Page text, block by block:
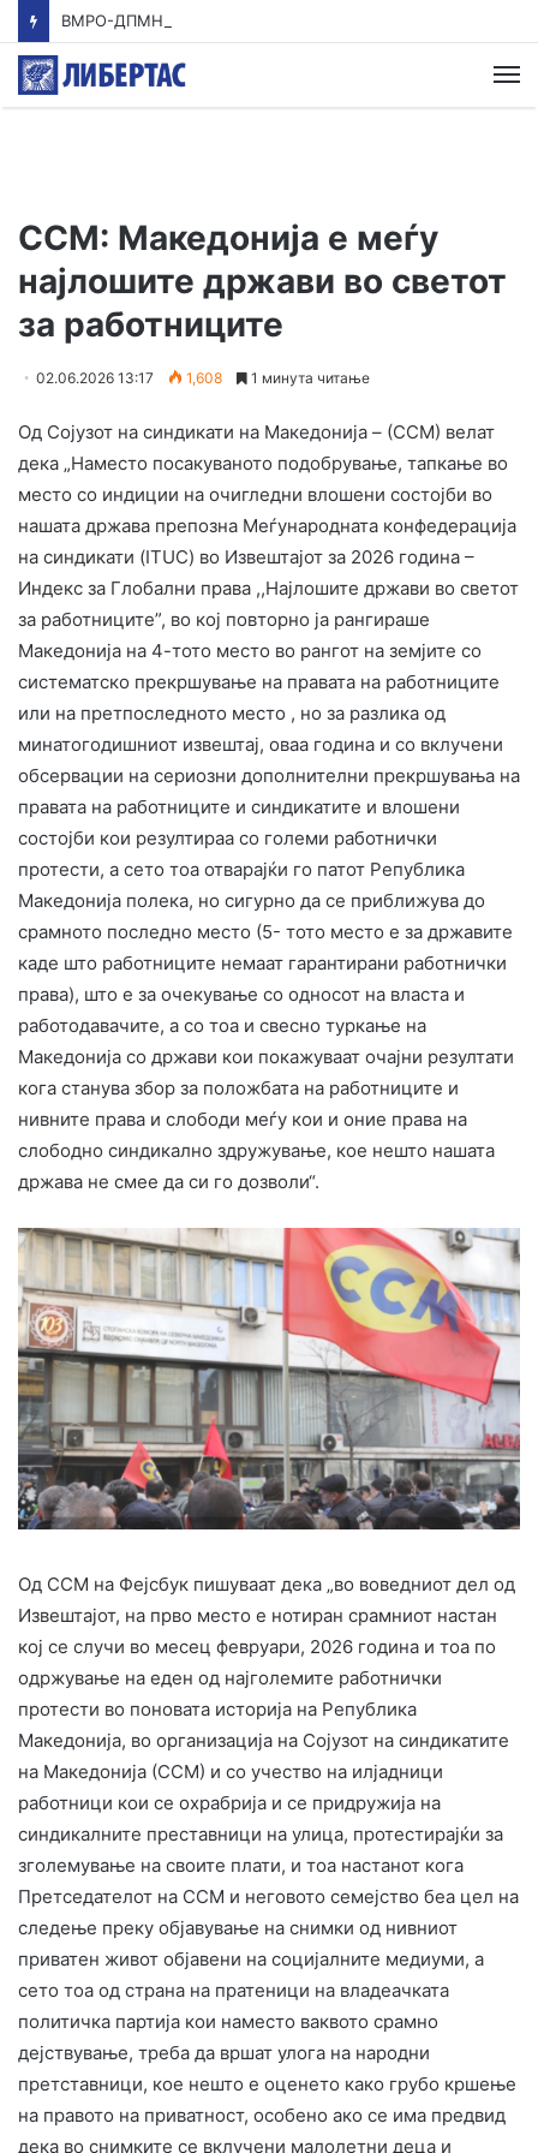
ССМ: Македонија е меѓу
најлошите држави во светот
за работниците
02.06.2026 13:17 1,608 1 минута читање
Од Сојузот на синдикати на Македонија – (ССМ) велат
дека „Наместо посакуваното подобрување, тапкање во
место со индиции на очигледни влошени состојби во
нашата држава препозна Меѓународната конфедерација
на синдикати (ITUC) во Извештајот за 2026 година –
Индекс за Глобални права ,,Најлошите држави во светот
за работниците”, во кој повторно ја рангираше
Македонија на 4-тото место во рангот на земјите со
систематско прекршување на правата на работниците
или на претпоследното место , но за разлика од
минатогодишниот извештај, оваа година и со вклучени
обсервации на сериозни дополнителни прекршувања на
правата на работниците и синдикатите и влошени
состојби кои резултираа со големи работнички
протести, а сето тоа отварајќи го патот Република
Македонија полека, но сигурно да се приближува до
срамното последно место (5- тото место е за државите
каде што работниците немаат гарантирани работнички
права), што е за очекување со односот на власта и
работодавачите, а со тоа и свесно туркање на
Македонија со држави кои покажуваат очајни резултати
кога станува збор за положбата на работниците и
нивните права и слободи меѓу кои и оние права на
слободно синдикално здружување, кое нешто нашата
држава не смее да си го дозволи“.
Од ССМ на Фејсбук пишуваат дека „во воведниот дел од
Извештајот, на прво место е нотиран срамниот настан
кој се случи во месец февруари, 2026 година и тоа по
одржување на еден од најголемите работнички
протести во поновата историја на Република
Македонија, во организација на Сојузот на синдикатите
на Македонија (ССМ) и со учество на илјадници
работници кои се охрабрија и се придружија на
синдикалните преставници на улица, протестирајќи за
зголемување на своите плати, и тоа настанот кога
Претседателот на ССМ и неговото семејство беа цел на
следење преку објавување на снимки од нивниот
приватен живот објавени на социјалните медиуми, а
сето тоа од страна на пратеници на владеачката
политичка партија кои наместо ваквото срамно
дејствување, треба да вршат улога на народни
претставници, кое нешто е оценето како грубо кршење
на правото на приватност, особено ако се има предвид
дека во снимките се вклучени малолетни деца и